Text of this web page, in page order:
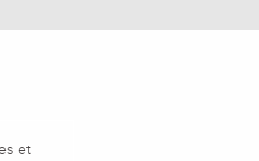
de prestations
et